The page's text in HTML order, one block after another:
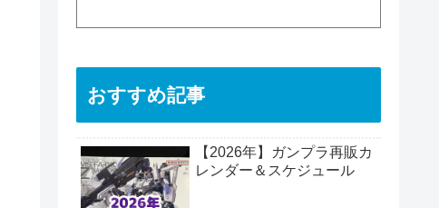
おすすめ記事
【2026年】ガンプラ再販カ
レンダー＆スケジュール